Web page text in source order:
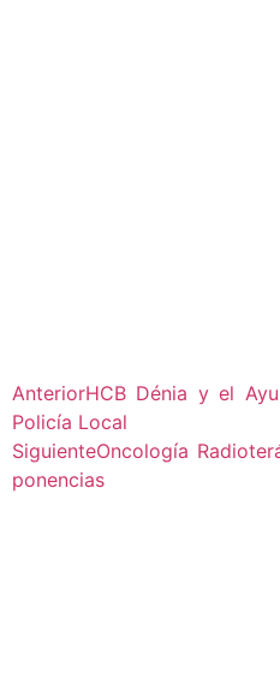
AnteriorHCB Dénia y el
Policía Local
SiguienteOncología